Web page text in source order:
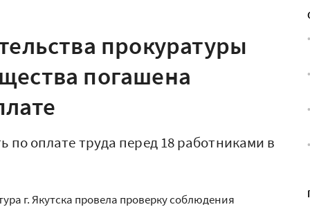
прокуратуры
погашена
оплате труда перед 18 работниками в
г. Якутска провела проверку соблюдения